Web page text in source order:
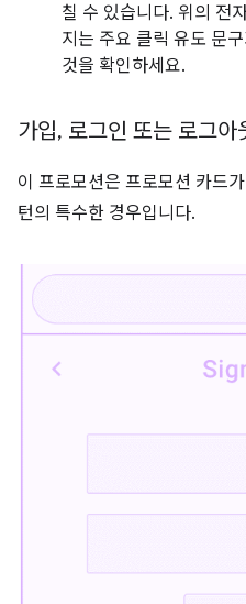
칠 수 있습니다. 위의 전
지는 주요 클릭 유도 문
것을 확인하세요.
가입, 로그인 또는 로그아
이 프로모션은 프로모션 카드
턴의 특수한 경우입니다.